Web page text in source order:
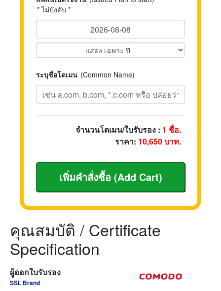
* ไม่บังคับ *
ระบุชื่อโดเมน (Common Name)
จำนวนโดเมน/ใบรับรอง : 1 ชื่อ.
ราคา: 10,650บาท.
คุณสมบัติ / Certificate
Specification
ผู้ออกใบรับรอง
SSL Brand